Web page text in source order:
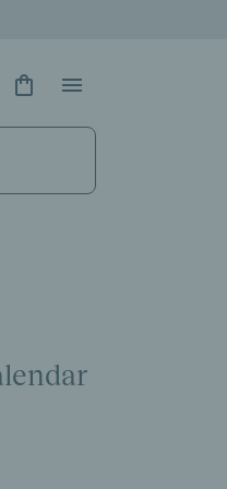
Hidden Text
Hidden Text